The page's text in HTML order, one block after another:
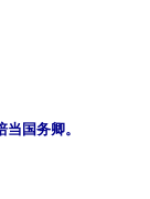
国务卿。